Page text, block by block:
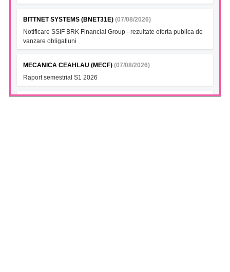
BITTNET SYSTEMS (BNET31E) (07/08/2026)
Notificare SSIF BRK Financial Group - rezultate oferta publica de
vanzare obligatiuni
MECANICA CEAHLAU (MECF) (07/08/2026)
Raport semestrial S1 2026